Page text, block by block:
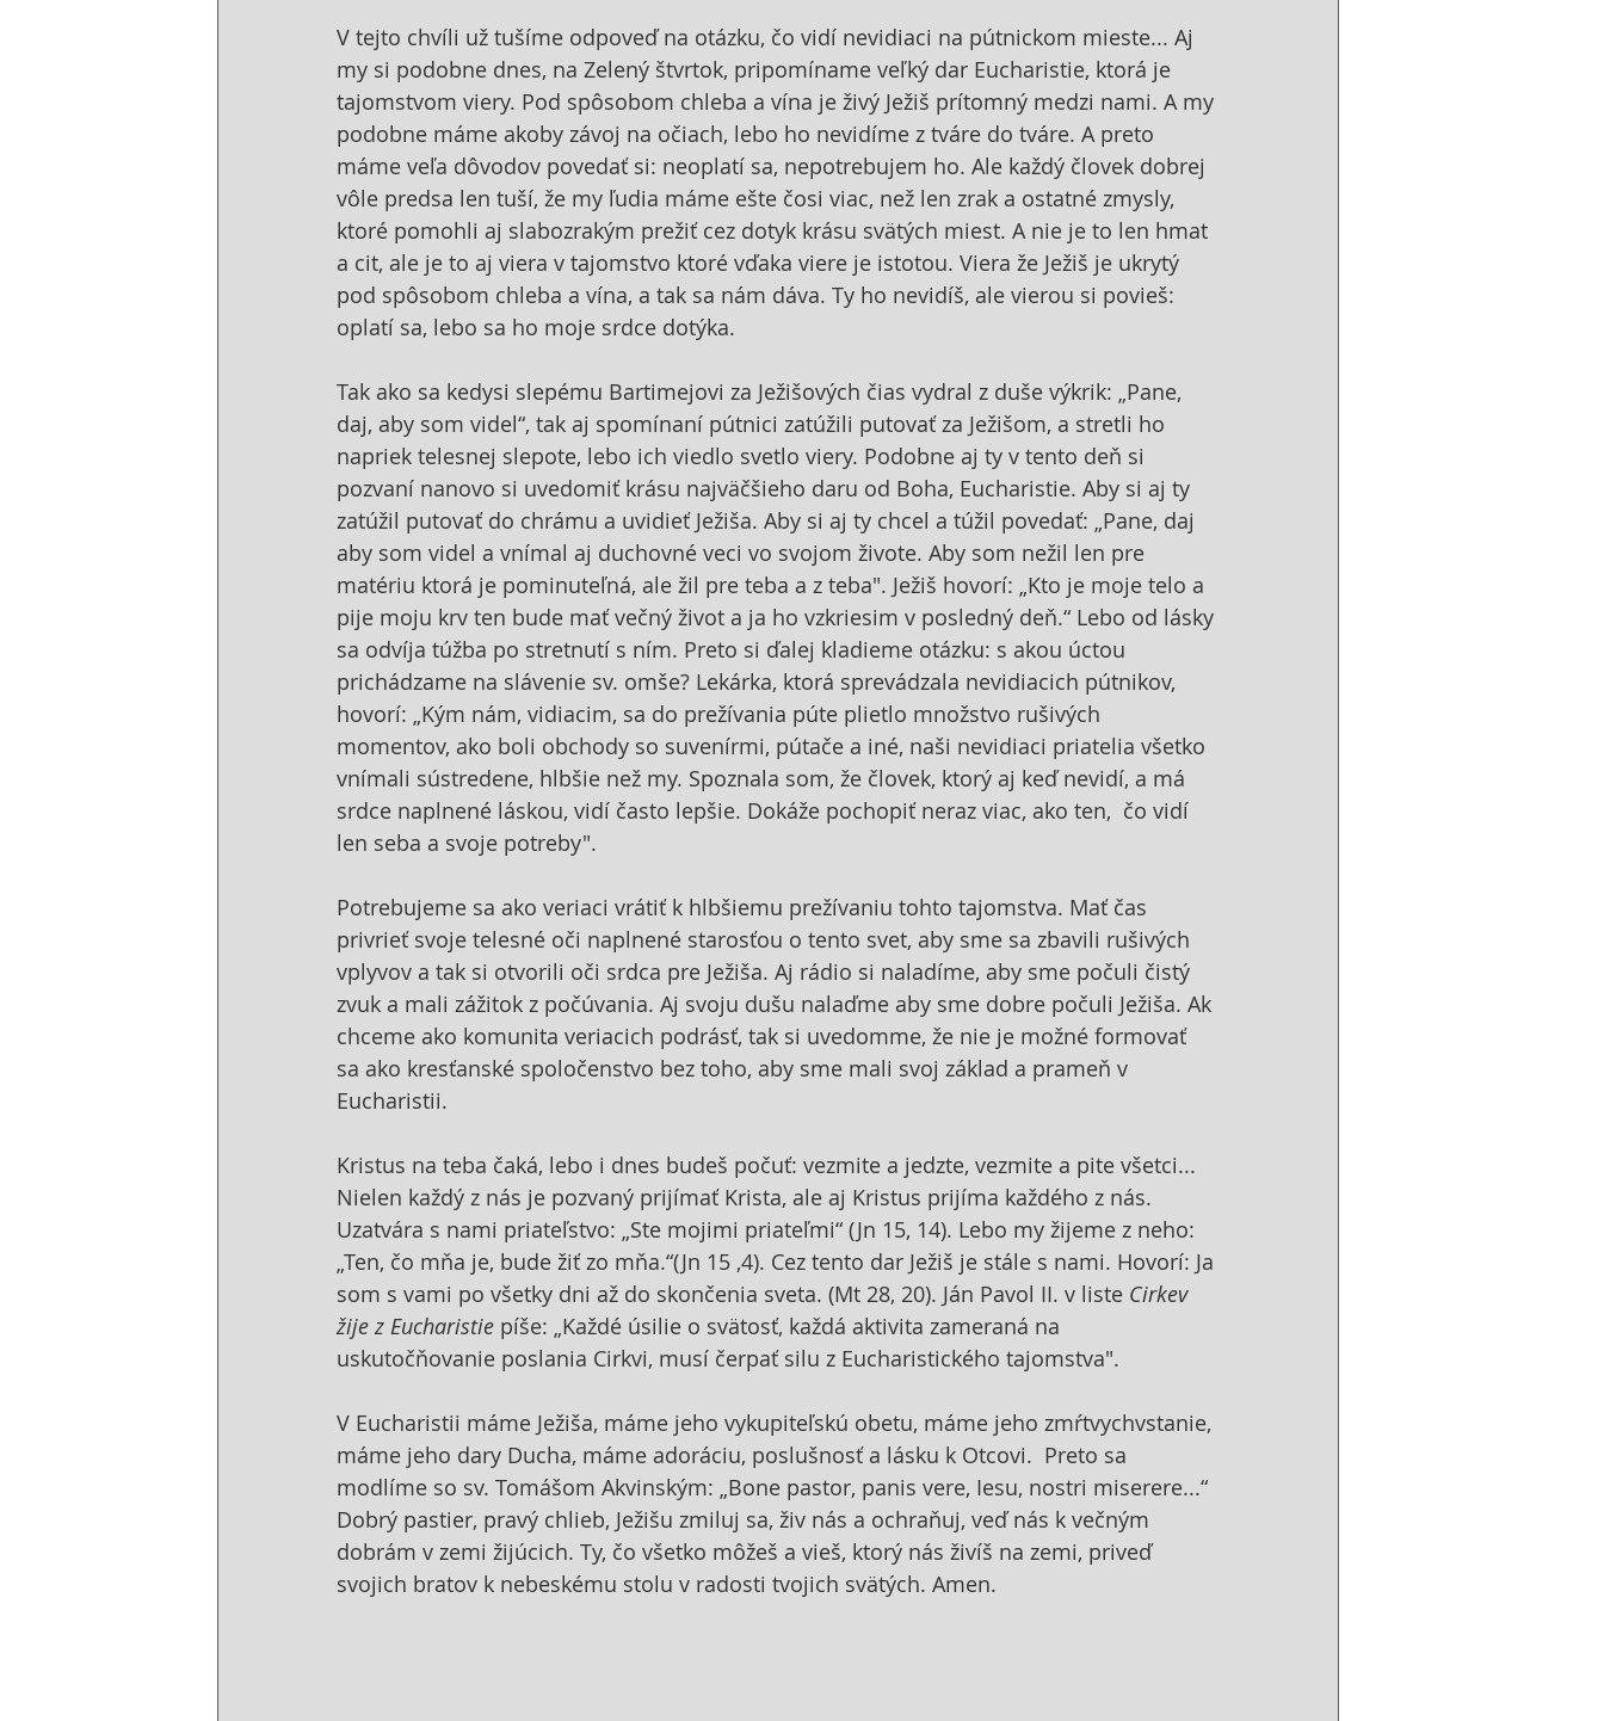
V tejto chvíli už tušíme odpoveď na otázku, čo vidí nevidiaci na pútnickom mieste... Aj
my si podobne dnes, na Zelený štvrtok, pripomíname veľký dar Eucharistie, ktorá je
tajomstvom viery. Pod spôsobom chleba a vína je živý Ježiš prítomný medzi nami. A my
podobne máme akoby závoj na očiach, lebo ho nevidíme z tváre do tváre. A preto
máme veľa dôvodov povedať si: neoplatí sa, nepotrebujem ho. Ale každý človek dobrej
vôle predsa len tuší, že my ľudia máme ešte čosi viac, než len zrak a ostatné zmysly,
ktoré pomohli aj slabozrakým prežiť cez dotyk krásu svätých miest. A nie je to len hmat
a cit, ale je to aj viera v tajomstvo ktoré vďaka viere je istotou. Viera že Ježiš je ukrytý
pod spôsobom chleba a vína, a tak sa nám dáva. Ty ho nevidíš, ale vierou si povieš:
oplatí sa, lebo sa ho moje srdce dotýka.
Tak ako sa kedysi slepému Bartimejovi za Ježišových čias vydral z duše výkrik: „Pane,
daj, aby som videl“, tak aj spomínaní pútnici zatúžili putovať za Ježišom, a stretli ho
napriek telesnej slepote, lebo ich viedlo svetlo viery. Podobne aj ty v tento deň si
pozvaní nanovo si uvedomiť krásu najväčšieho daru od Boha, Eucharistie. Aby si aj ty
zatúžil putovať do chrámu a uvidieť Ježiša. Aby si aj ty chcel a túžil povedať: „Pane, daj
aby som videl a vnímal aj duchovné veci vo svojom živote. Aby som nežil len pre
matériu ktorá je pominuteľná, ale žil pre teba a z teba". Ježiš hovorí: „Kto je moje telo a
pije moju krv ten bude mať večný život a ja ho vzkriesim v posledný deň.“ Lebo od lásky
sa odvíja túžba po stretnutí s ním. Preto si ďalej kladieme otázku: s akou úctou
prichádzame na slávenie sv. omše? Lekárka, ktorá sprevádzala nevidiacich pútnikov,
hovorí: „Kým nám, vidiacim, sa do prežívania púte plietlo množstvo rušivých
momentov, ako boli obchody so suvenírmi, pútače a iné, naši nevidiaci priatelia všetko
vnímali sústredene, hlbšie než my. Spoznala som, že človek, ktorý aj keď nevidí, a má
srdce naplnené láskou, vidí často lepšie. Dokáže pochopiť neraz viac, ako ten,  čo vidí
len seba a svoje potreby".
Potrebujeme sa ako veriaci vrátiť k hlbšiemu prežívaniu tohto tajomstva. Mať čas
privrieť svoje telesné oči naplnené starosťou o tento svet, aby sme sa zbavili rušivých
vplyvov a tak si otvorili oči srdca pre Ježiša. Aj rádio si naladíme, aby sme počuli čistý
zvuk a mali zážitok z počúvania. Aj svoju dušu nalaďme aby sme dobre počuli Ježiša. Ak
chceme ako komunita veriacich podrásť, tak si uvedomme, že nie je možné formovať
sa ako kresťanské spoločenstvo bez toho, aby sme mali svoj základ a prameň v
Eucharistii.
Kristus na teba čaká, lebo i dnes budeš počuť: vezmite a jedzte, vezmite a pite všetci...
Nielen každý z nás je pozvaný prijímať Krista, ale aj Kristus prijíma každého z nás.
Uzatvára s nami priateľstvo: „Ste mojimi priateľmi“ (Jn 15, 14). Lebo my žijeme z neho:
„Ten, čo mňa je, bude žiť zo mňa.“(Jn 15 ,4). Cez tento dar Ježiš je stále s nami. Hovorí: Ja
som s vami po všetky dni až do skončenia sveta. (Mt 28, 20). Ján Pavol II. v liste Cirkev
žije z Eucharistie píše: „Každé úsilie o svätosť, každá aktivita zameraná na
uskutočňovanie poslania Cirkvi, musí čerpať silu z Eucharistického tajomstva".
V Eucharistii máme Ježiša, máme jeho vykupiteľskú obetu, máme jeho zmŕtvychvstanie,
máme jeho dary Ducha, máme adoráciu, poslušnosť a lásku k Otcovi.  Preto sa
modlíme so sv. Tomášom Akvinským: „Bone pastor, panis vere, Iesu, nostri miserere...“
Dobrý pastier, pravý chlieb, Ježišu zmiluj sa, živ nás a ochraňuj, veď nás k večným
dobrám v zemi žijúcich. Ty, čo všetko môžeš a vieš, ktorý nás živíš na zemi, priveď
svojich bratov k nebeskému stolu v radosti tvojich svätých. Amen.